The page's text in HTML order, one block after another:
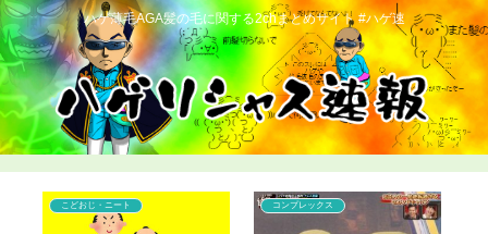
ハゲ薄毛AGA髪の毛に関する2chまとめサイト #ハゲ速
こどおじ・ニート コンプレックス